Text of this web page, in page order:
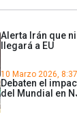
Alerta Irán que
llegará a EU
10 Marzo 2026, 8:37
Debaten el
del Mundial en